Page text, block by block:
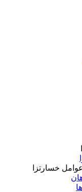
خسارتزا